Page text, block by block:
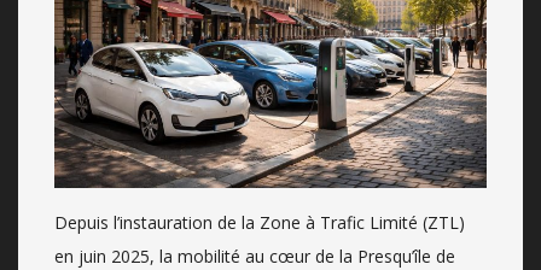
Depuis l’instauration de la Zone à Trafic Limité (ZTL)
en juin 2025, la mobilité au cœur de la Presqu’île de